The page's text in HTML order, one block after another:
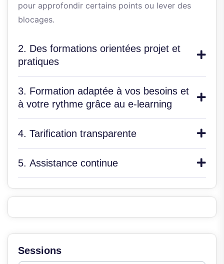
pour approfondir certains points ou lever des
blocages.
2. Des formations orientées projet et
pratiques
3. Formation adaptée à vos besoins et
à votre rythme grâce au e-learning
4. Tarification transparente
5. Assistance continue
Sessions